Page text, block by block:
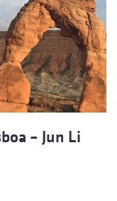
– Jun Li